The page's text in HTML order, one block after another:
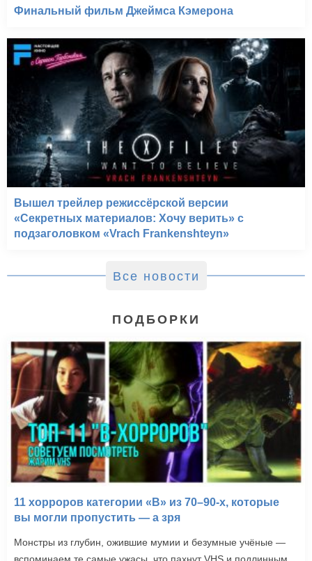
Финальный фильм Джеймса Кэмерона
Вышел трейлер режиссёрской версии
«Секретных материалов: Хочу верить» с
подзаголовком «Vrach Frankenshteyn»
Все новости
ПОДБОРКИ
11 хорроров категории «B» из 70–90-х, которые
вы могли пропустить — а зря
Монстры из глубин, ожившие мумии и безумные учёные —